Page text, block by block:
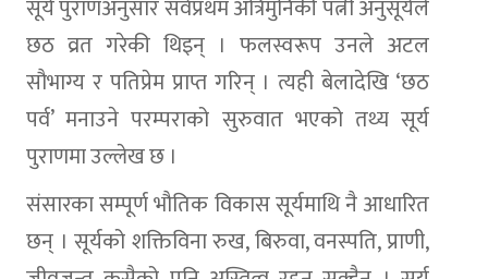
सूर्य पुराणअनुसार सर्वप्रथम अत्रिमुनिकी पत्नी अनुसूर्यले
छठ व्रत गरेकी थिइन् । फलस्वरूप उनले अटल
सौभाग्य र पतिप्रेम प्राप्त गरिन् । त्यही बेलादेखि ‘छठ
पर्व’ मनाउने परम्पराको सुरुवात भएको तथ्य सूर्य
पुराणमा उल्लेख छ ।
संसारका सम्पूर्ण भौतिक विकास सूर्यमाथि नै आधारित
छन् । सूर्यको शक्तिविना रुख, बिरुवा, वनस्पति, प्राणी,